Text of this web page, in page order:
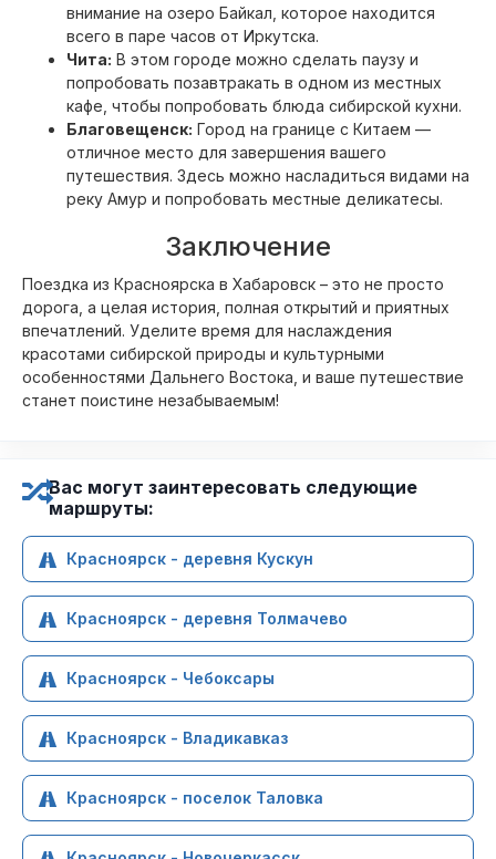
внимание на озеро Байкал, которое находится
всего в паре часов от Иркутска.
Чита: В этом городе можно сделать паузу и
попробовать позавтракать в одном из местных
кафе, чтобы попробовать блюда сибирской кухни.
Благовещенск: Город на границе с Китаем —
отличное место для завершения вашего
путешествия. Здесь можно насладиться видами на
реку Амур и попробовать местные деликатесы.
Заключение
Поездка из Красноярска в Хабаровск – это не просто
дорога, а целая история, полная открытий и приятных
впечатлений. Уделите время для наслаждения
красотами сибирской природы и культурными
особенностями Дальнего Востока, и ваше путешествие
станет поистине незабываемым!
Вас могут заинтересовать следующие
маршруты:
Красноярск - деревня Кускун
Красноярск - деревня Толмачево
Красноярск - Чебоксары
Красноярск - Владикавказ
Красноярск - поселок Таловка